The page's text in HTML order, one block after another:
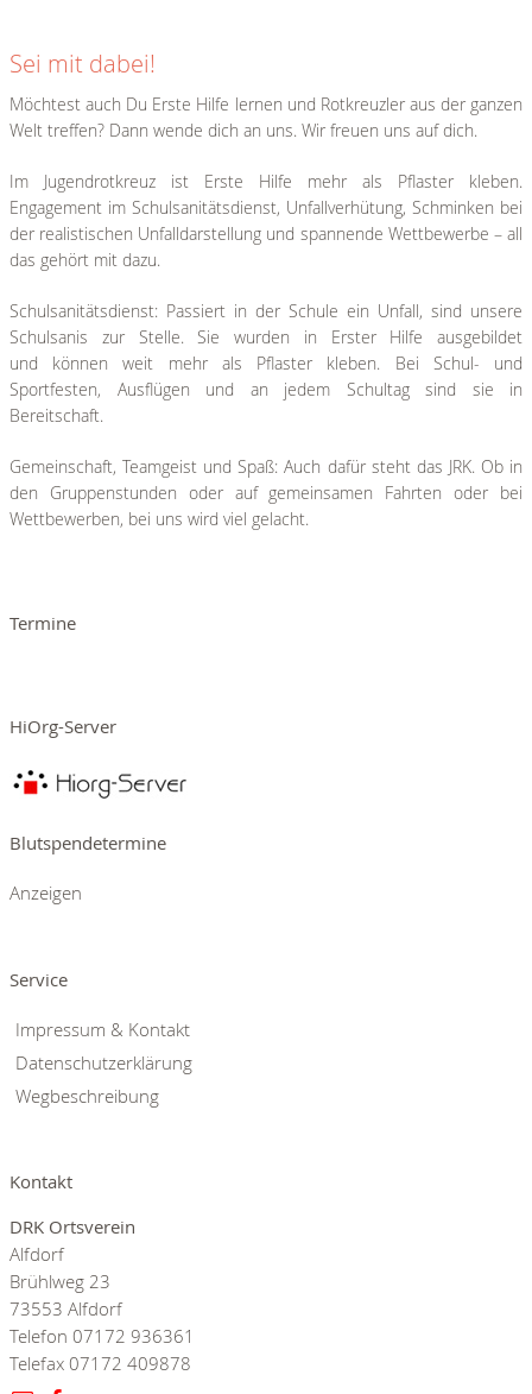
Sei mit dabei!
Möchtest auch Du Erste Hilfe lernen und Rotkreuzler aus der ganzen
Welt treffen? Dann wende dich an uns. Wir freuen uns auf dich.
Im Jugendrotkreuz ist Erste Hilfe mehr als Pflaster kleben.
Engagement im Schulsanitätsdienst, Unfallverhütung, Schminken bei
der realistischen Unfalldarstellung und spannende Wettbewerbe – all
das gehört mit dazu.
Schulsanitätsdienst: Passiert in der Schule ein Unfall, sind unsere
Schulsanis zur Stelle. Sie wurden in Erster Hilfe ausgebildet
und können weit mehr als Pflaster kleben. Bei Schul- und
Sportfesten, Ausflügen und an jedem Schultag sind sie in
Bereitschaft.
Gemeinschaft, Teamgeist und Spaß: Auch dafür steht das JRK. Ob in
den Gruppenstunden oder auf gemeinsamen Fahrten oder bei
Wettbewerben, bei uns wird viel gelacht.
Termine
HiOrg-Server
Blutspendetermine
Anzeigen
Service
Impressum & Kontakt
Datenschutzerklärung
Wegbeschreibung
Kontakt
DRK Ortsverein
Alfdorf
Brühlweg 23
73553 Alfdorf
Telefon 07172 936361
Telefax 07172 409878